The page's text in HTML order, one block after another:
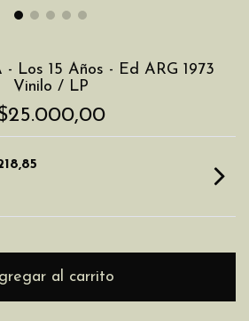
Los 15 Años - Ed ARG 1973
Vinilo / LP